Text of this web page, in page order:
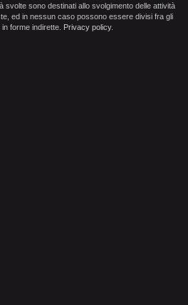
svolte sono destinati allo svolgimento delle attività
ed in nessun caso possono essere divisi fra gli
forme indirette. Privacy policy.